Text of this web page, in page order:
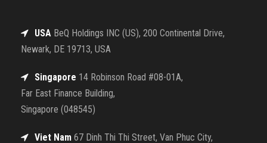
USA BeQ Holdings INC (US), 200 Continental Drive,
Newark, DE 19713, USA
Singapore 14 Robinson Road #08-01A,
Far East Finance Building,
Singapore (048545)
Viet Nam 67 Dinh Thi Thi Street, Van Phuc City,